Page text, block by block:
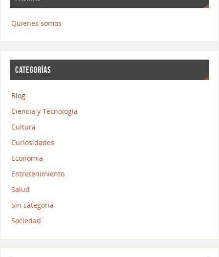
Quienes somos
CATEGORÍAS
Blog
Ciencia y Tecnologia
Cultura
Curiosidades
Economia
Entretenimiento
Salud
Sin categoria
Sociedad